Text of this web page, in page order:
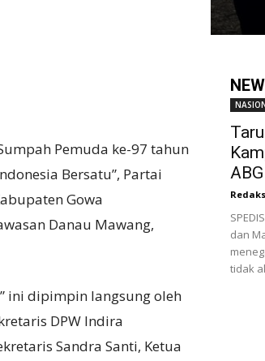
Pemuda ke-97 tahun
Bersatu”, Partai
Gowa
Danau Mawang,
ini dipimpin langsung oleh
DPW Indira
Sandra Santi, Ketua
dan
tidak